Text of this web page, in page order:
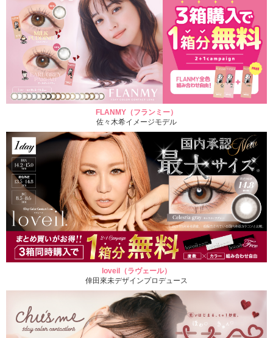
FLANMY（フランミー）
佐々木希イメージモデル
loveil（ラヴェール）
倖田來未デザインプロデュース